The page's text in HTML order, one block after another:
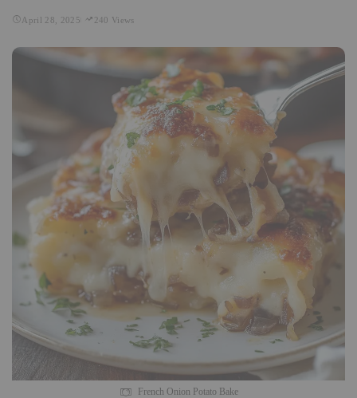
April 28, 2025 240 Views
French Onion Potato Bake